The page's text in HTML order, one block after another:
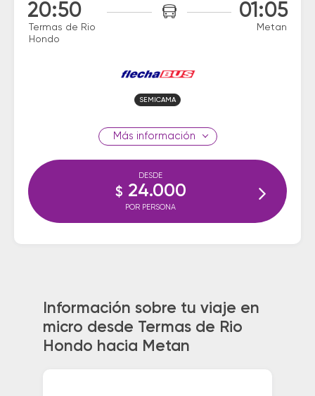
20:50
Termas de Rio
Hondo
01:05
Metan
SEMICAMA
información
DESDE
$ 24.000
POR PERSONA
Información sobre tu viaje en
micro desde Termas de Rio
Hondo hacia Metan